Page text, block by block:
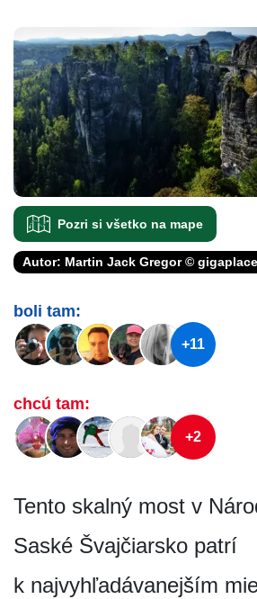
Pozri si všetko na mape
Autor: Martin Jack Gregor ©
boli tam:
+11
chcú tam:
+2
Tento skalný most v
Saské Švajčiarsko patrí
k najvyhľadáva­nejším